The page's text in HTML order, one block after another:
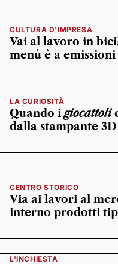
CULTURA D'IMPRESA
Vai al lavoro in
menù è a
LA CURIOSITÀ
Quando igiocattoli
dalla stampante 3D
CENTRO STORICO
Via ai lavori al
interno prodotti
L'INCHIESTA